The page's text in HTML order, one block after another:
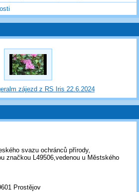
zájezd z RS Iris 22.6.2024
svazu ochránců přírody,
značkou L49506,vedenou u Městského
Prostějov